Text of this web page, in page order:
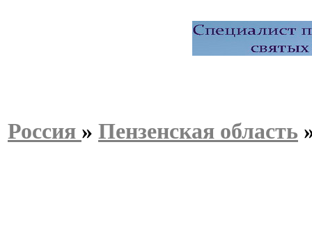
Россия » Пензенская область